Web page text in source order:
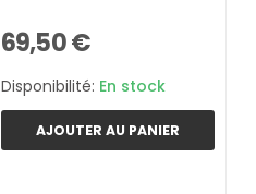
69,50 €
Disponibilité: En stock
AJOUTER AU PANIER